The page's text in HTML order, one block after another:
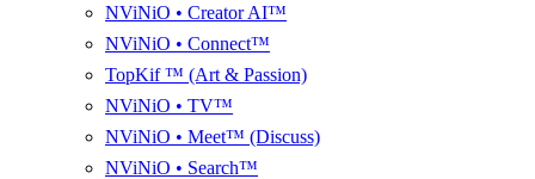
NViNiO • Creator AI™
NViNiO • Connect™
TopKif ™ (Art & Passion)
NViNiO • TV™
NViNiO • Meet™ (Discuss)
NViNiO • Search™